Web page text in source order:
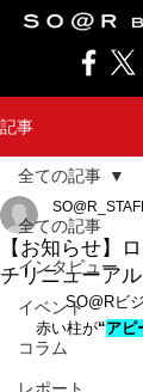
SO@Rビジネス
ス・コワーキン
記事
全ての記事
インタビュー
イベント
コラム
全ての記事
【お知らせ】
チリニューア
SO@Rビジ
赤い柱が“アピ